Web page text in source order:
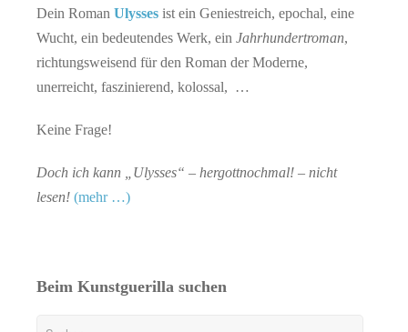
Dein Roman Ulyssesist ein Geniestreich, epochal, eine
Wucht, ein bedeutendes Werk, ein Jahrhundertroman,
richtungsweisend für den Roman der Moderne,
unerreicht, faszinierend, kolossal, …
Keine Frage!
Doch ich kann „Ulysses“ – hergottnochmal! – nicht
lesen! (mehr …)
Beim Kunstguerilla suchen